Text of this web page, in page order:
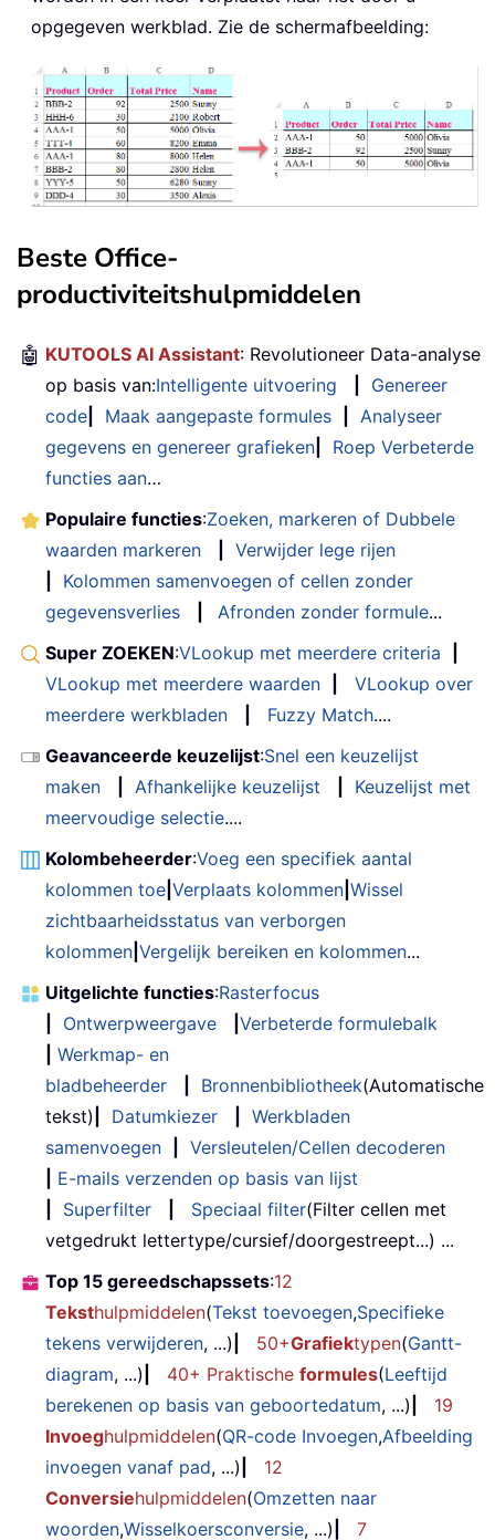
opgegeven werkblad. Zie de schermafbeelding:
Beste Office-
productiviteitshulpmiddelen
🤖 KUTOOLS AI Assistant: Revolutioneer Data-analyse
op basis van:Intelligente uitvoering
Genereer
code
Maak aangepaste formules
Analyseer
gegevens en genereer grafieken
Roep Verbeterde
functies aan…
Populaire functies:Zoeken, markeren of Dubbele
waarden markeren
Verwijder lege rijen
Kolommen samenvoegen of cellen zonder
gegevensverlies
Afronden zonder formule...
Super ZOEKEN:VLookup met meerdere criteria
VLookup met meerdere waarden
VLookup over
meerdere werkbladen
Fuzzy Match....
Geavanceerde keuzelijst:Snel een keuzelijst
maken
Afhankelijke keuzelijst
Keuzelijst met
meervoudige selectie....
Kolombeheerder:Voeg een specifiek aantal
kolommen toe Verplaats kolommen Wissel
zichtbaarheidsstatus van verborgen
kolommen Vergelijk bereiken en kolommen...
Uitgelichte functies:Rasterfocus
Ontwerpweergave
Verbeterde formulebalk
Werkmap- en
bladbeheerder
Bronnenbibliotheek(Automatische
tekst)
Datumkiezer
Werkbladen
samenvoegen
Versleutelen/Cellen decoderen
E-mails verzenden op basis van lijst
Superfilter Speciaal filter(Filter cellen met
vetgedrukt lettertype/cursief/doorgestreept...) ...
Top 15 gereedschapssets:12
Teksthulpmiddelen(Tekst toevoegen,Specifieke
tekens verwijderen, ...) 50+Grafiektypen(Gantt-
diagram, ...) 40+ Praktische formules(Leeftijd
berekenen op basis van geboortedatum, ...)
19
Invoeghulpmiddelen(QR-code Invoegen,Afbeelding
invoegen vanaf pad, ...)
12
Conversiehulpmiddelen(Omzetten naar
woorden,Wisselkoersconversie, ...)
7